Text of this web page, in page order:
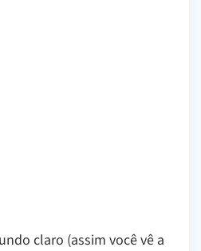
claro (assim você vê a